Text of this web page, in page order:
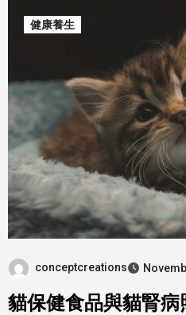
健康養生
conceptcreations
貓保健食品與貓腎